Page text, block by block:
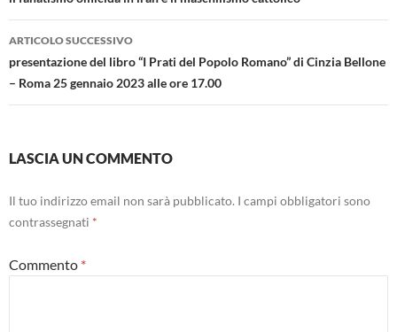
ARTICOLO SUCCESSIVO
presentazione del libro “I Prati del Popolo Romano” di Cinzia Bellone
– Roma 25 gennaio 2023 alle ore 17.00
LASCIA UN COMMENTO
Il tuo indirizzo email non sarà pubblicato. I campi obbligatori sono
contrassegnati *
Commento *